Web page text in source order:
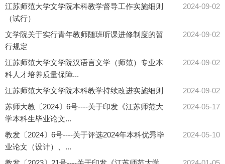
江苏师范大学文学院本科教学督导工作实施细则
（试行）
2024-09-02
文学院关于实行青年教师随班听课进修制度的暂
行规定
2024-09-02
江苏师范大学文学院汉语言文学（师范）专业本
科人才培养质量保障...
2024-09-02
江苏师范大学文学院本科教学持续改进实施细则
2024-09-02
苏师大教〔2024〕6号----关于印发《江苏师范大
学本科生毕业论文...
2024-05-17
教发〔2024〕6号----关于评选2024年本科优秀毕
业论文（设计）、...
2024-05-10